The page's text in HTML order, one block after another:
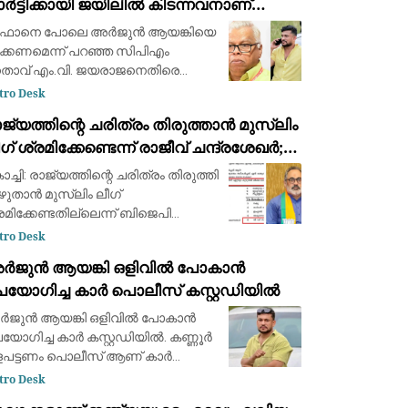
എം.വി. ജയരാജന് മറുപടിയുമായി
ആയങ്കി
പോലെ അര്‍ജുന്‍ ആയങ്കിയെ
പറഞ്ഞ സിപിഎം
എം.വി. ജയരാജനെതിരെ
പോസ്റ്റുമായി അര്‍ജുന്‍
മുൻപ് താനീ പ്രസ്
Desk
ചരിത്രം തിരുത്താൻ മുസ്ലിം
ശ്രമിക്കേണ്ടെന്ന് രാജീവ് ചന്ദ്രശേഖർ;
ചോദ്യ വിവാദത്തിൽ ശക്തമായ
രാജ്യത്തിന്റെ ചരിത്രം തിരുത്തി
മുസ്ലിം ലീഗ്
ബിജെപി
രാജീവ് ചന്ദ്രശേഖർ.
വി.ഡി.
ചോദ്യം
Desk
ആയങ്കി ഒളിവിൽ പോകാൻ
കാർ പൊലീസ് കസ്റ്റഡിയിൽ
ആയങ്കി ഒളിവിൽ പോകാൻ
കാർ കസ്റ്റഡിയിൽ. കണ്ണൂർ
പൊലീസ് ആണ് കാർ
എടുത്തത്. വാഹനം
Desk